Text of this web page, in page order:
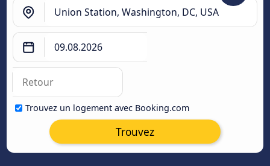
Trouvez un logement avec Booking.com
Trouvez